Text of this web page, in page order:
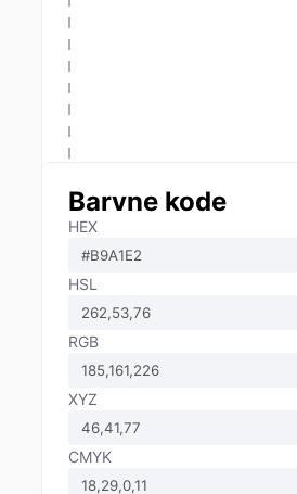
Barvne kode
HEX
HSL
RGB
XYZ
CMYK